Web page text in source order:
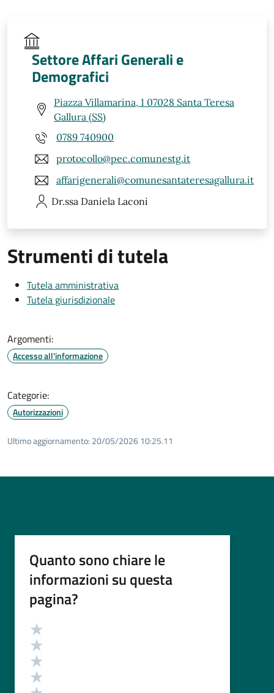
Settore Affari Generali e
Demografici
Piazza Villamarina, 1 07028 Santa Teresa
Gallura (SS)
0789 740900
protocollo@pec.comunestg.it
affarigenerali@comunesantateresagallura.it
Dr.ssa Daniela Laconi
Strumenti di tutela
Tutela amministrativa
Tutela giurisdizionale
Argomenti:
Accesso all'informazione
Categorie:
Autorizzazioni
Ultimo aggiornamento: 20/05/2026 10:25.11
Quanto sono chiare le
informazioni su questa
pagina?
Valutazione